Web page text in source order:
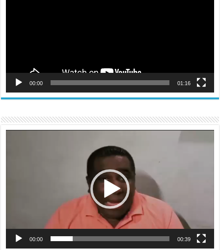
00:00 01:16
00:00 00:39